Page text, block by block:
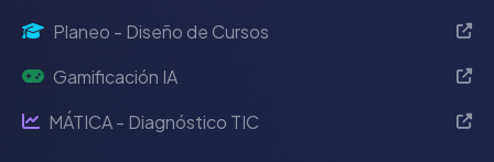
Planeo - Diseño de Cursos
Gamificación IA
MÁTICA - Diagnóstico TIC